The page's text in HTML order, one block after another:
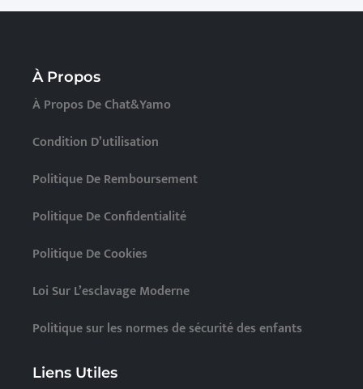
À Propos
À Propos De Chat&Yamo
Condition D’utilisation
Politique De Remboursement
Politique De Confidentialité
Politique De Cookies
Loi Sur L’esclavage Moderne
Politique sur les normes de sécurité des enfants
Liens Utiles